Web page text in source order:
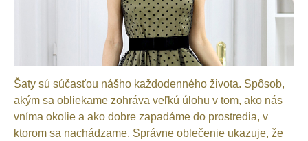
Šaty sú súčasťou nášho každodenného života. Spôsob,
akým sa obliekame zohráva veľkú úlohu v tom, ako nás
vníma okolie a ako dobre zapadáme do prostredia, v
ktorom sa nachádzame. Správne oblečenie ukazuje, že